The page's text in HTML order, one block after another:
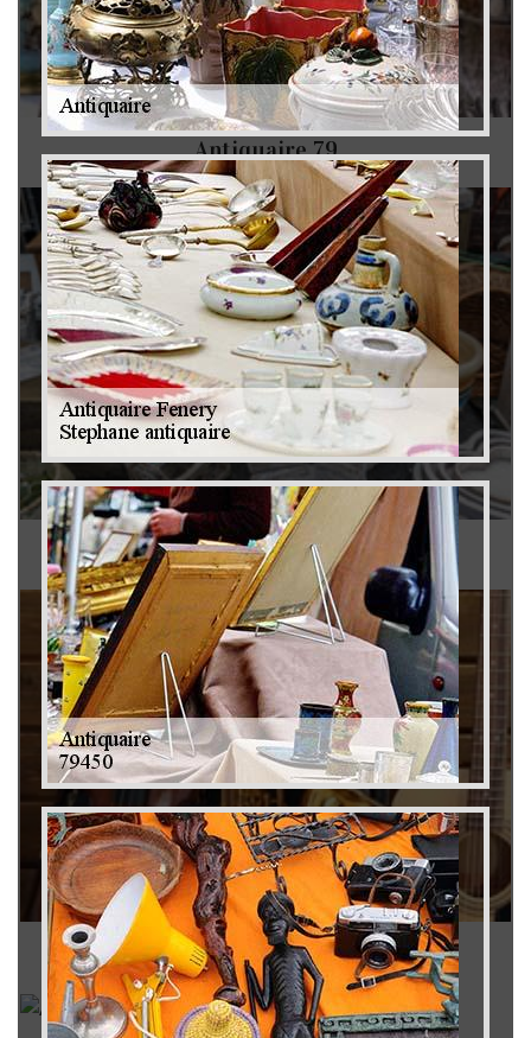
Antiquaire 79
Brocanteur 79
Rachat instrument de musique 79